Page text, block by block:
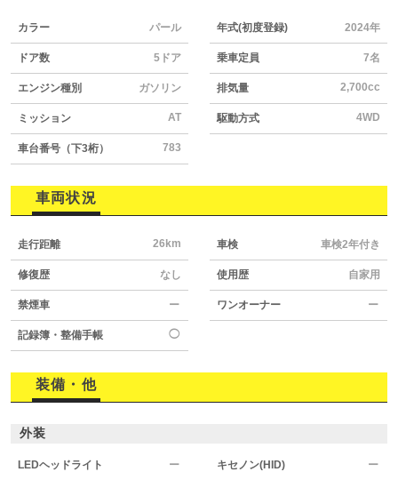
カラー パール 年式(初度登録) 2024年
ドア数 5ドア 乗車定員 7名
エンジン種別 ガソリン 排気量 2,700cc
ミッション AT 駆動方式 4WD
車台番号（下3桁） 783
車両状況
走行距離 26km 車検 車検2年付き
修復歴 なし 使用歴 自家用
禁煙車 ー ワンオーナー ー
記録簿・整備手帳 ◯
装備・他
外装
LEDヘッドライト ー キセノン(HID) ー